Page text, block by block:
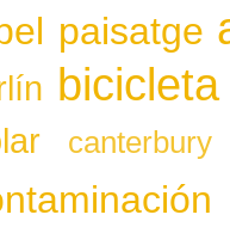
paisatge
bicicleta
canterbury